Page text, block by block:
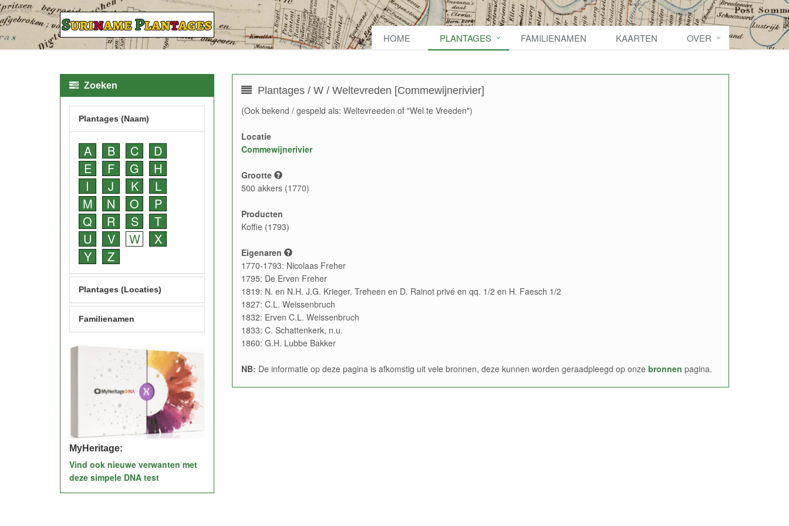
HOME PLANTAGES FAMILIENAMEN KAARTEN OVER
Plantages / W / Weltevreden [Commewijnerivier]
(Ook bekend / gespeld als: Weltevreeden of "Wel te Vreeden")
Locatie
Commewijnerivier
Grootte
500 akkers (1770)
Producten
Koffie (1793)
Eigenaren
1770-1793: Nicolaas Freher
1795: De Erven Freher
1819: N. en N.H. J.G. Krieger. Treheen en D. Rainot privé en qq. 1/2 en H. Faesch 1/2
1827: C.L. Weissenbruch
1832: Erven C.L. Weissenbruch
1833: C. Schattenkerk, n.u.
1860: G.H. Lubbe Bakker
NB: De informatie op deze pagina is afkomstig uit vele bronnen, deze kunnen worden geraadpleegd op onze bronnen pagina.
Zoeken
Plantages (Naam)
A B C
D
E
F G
H
I
J K
L
M
N O
P
Q
R S
T
U
V W
X
Y
Z
Plantages (Locaties)
Familienamen
MyHeritage:
Vind ook nieuwe verwanten met
deze simpele DNA test